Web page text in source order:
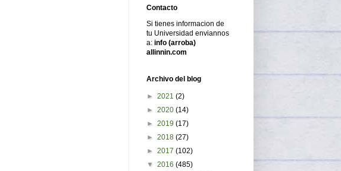
Contacto
Si tienes informacion de
tu Universidad enviannos
a: info (arroba)
allinnin.com
Archivo del blog
► 2021 (2)
► 2020 (14)
► 2019 (17)
► 2018 (27)
► 2017 (102)
▼ 2016 (485)